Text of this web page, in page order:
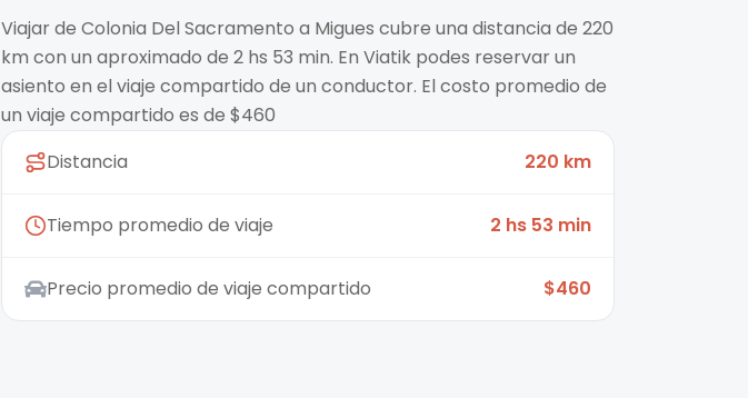
Viajar de Colonia Del Sacramento a Migues cubre una distancia de 220
km con un aproximado de 2 hs 53 min. En Viatik podes reservar un
asiento en el viaje compartido de un conductor. El costo promedio de
un viaje compartido es de $460
Distancia
220 km
Tiempo promedio de viaje 2 hs 53 min
Precio promedio de viaje compartido $460